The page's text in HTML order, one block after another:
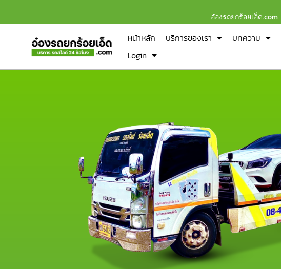
อ๋องรถยกร้อยเอ็ด.com
หน้าหลัก บริการของเรา บทความ
Login